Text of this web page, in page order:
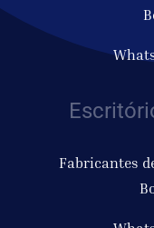
Fabricantes